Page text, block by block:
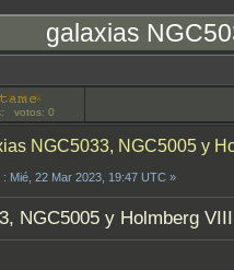
galaxias
votos: 0
NGC5033, NGC5005 y
: Mié, 22 Mar 2023, 19:47 UTC »
NGC5005 y Holmberg